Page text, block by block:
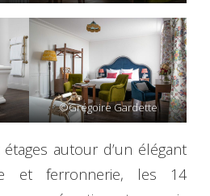
©Grégoire Gardette
autour d’un élégant
et ferronnerie, les 14